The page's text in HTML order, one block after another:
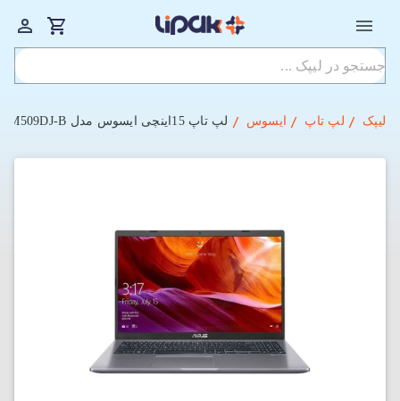
لیپک لپ تاپ ایسوس لپ تاپ 15اینچی ایسوس مدل M509DJ-B